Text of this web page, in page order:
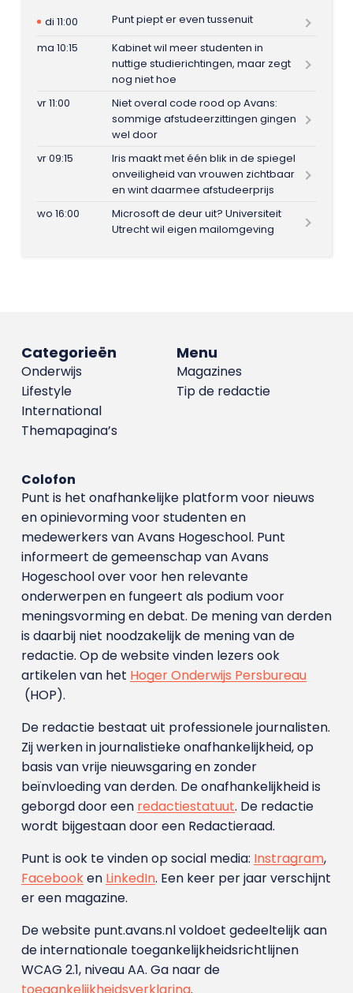
di 11:00
Punt piept er even tussenuit
ma 10:15
Kabinet wil meer studenten in
nuttige studierichtingen, maar zegt
nog niet hoe
vr 11:00
Niet overal code rood op Avans:
sommige afstudeerzittingen gingen
wel door
vr 09:15
Iris maakt met één blik in de spiegel
onveiligheid van vrouwen zichtbaar
en wint daarmee afstudeerprijs
wo 16:00
Microsoft de deur uit? Universiteit
Utrecht wil eigen mailomgeving
Menu
Magazines
Tip de redactie
Categorieën
Onderwijs
Lifestyle
International
Themapagina’s
Colofon
Punt is het onafhankelijke platform voor nieuws
en opinievorming voor studenten en
medewerkers van Avans Hoge­school. Punt
informeert de gemeenschap van Avans
Hogeschool over voor hen relevante
onderwerpen en fungeert als podium voor
meningsvorming en debat. De mening van derden
is daarbij niet noodzakelijk de mening van de
redactie. Op de website vinden lezers ook
artikelen van het Hoger Onderwijs Persbureau
(HOP).
De redactie bestaat uit professionele journalisten.
Zij werken in journalistieke onafhankelijkheid, op
basis van vrije nieuwsgaring en zonder
beïnvloeding van derden. De onafhankelijkheid is
geborgd door een redactiestatuut. De redactie
wordt bijgestaan door een Redactieraad.
Punt is ook te vinden op social media: Instragram,
Facebooken LinkedIn. Een keer per jaar verschijnt
er een magazine.
De website punt.avans.nl voldoet gedeeltelijk aan
de internationale toegankelijkheidsrichtlijnen
WCAG 2.1, niveau AA. Ga naar de